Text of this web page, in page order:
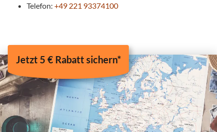
Telefon: +49 221 93374100
Jetzt 5 € Rabatt sichern*